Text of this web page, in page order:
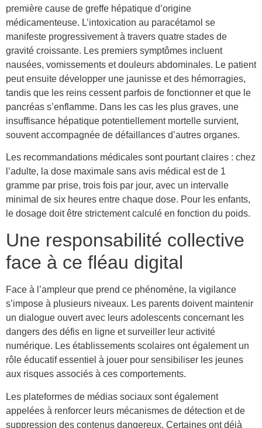
première cause de greffe hépatique d’origine
médicamenteuse. L’intoxication au paracétamol se
manifeste progressivement à travers quatre stades de
gravité croissante. Les premiers symptômes incluent
nausées, vomissements et douleurs abdominales. Le patient
peut ensuite développer une jaunisse et des hémorragies,
tandis que les reins cessent parfois de fonctionner et que le
pancréas s’enflamme. Dans les cas les plus graves, une
insuffisance hépatique potentiellement mortelle survient,
souvent accompagnée de défaillances d’autres organes.
Les recommandations médicales sont pourtant claires : chez
l’adulte, la dose maximale sans avis médical est de 1
gramme par prise, trois fois par jour, avec un intervalle
minimal de six heures entre chaque dose. Pour les enfants,
le dosage doit être strictement calculé en fonction du poids.
Une responsabilité collective
face à ce fléau digital
Face à l’ampleur que prend ce phénomène, la vigilance
s’impose à plusieurs niveaux. Les parents doivent maintenir
un dialogue ouvert avec leurs adolescents concernant les
dangers des défis en ligne et surveiller leur activité
numérique. Les établissements scolaires ont également un
rôle éducatif essentiel à jouer pour sensibiliser les jeunes
aux risques associés à ces comportements.
Les plateformes de médias sociaux sont également
appelées à renforcer leurs mécanismes de détection et de
suppression des contenus dangereux. Certaines ont déjà